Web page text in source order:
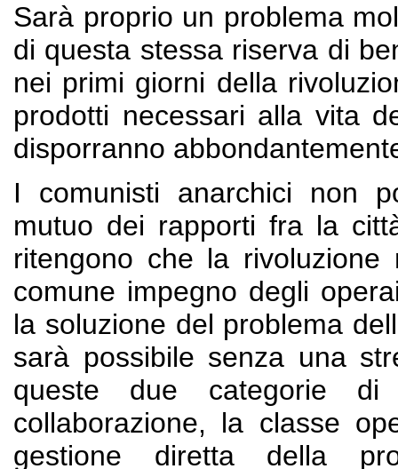
Sarà proprio un problema
di questa stessa riserva di
nei primi giorni della
prodotti necessari alla vita
disporranno
I comunisti anarchici non
mutuo dei rapporti fra la
ritengono che la
comune impegno degli
la soluzione del problema
sarà possibile senza una
queste due categorie di
collaborazione, la classe
gestione diretta della